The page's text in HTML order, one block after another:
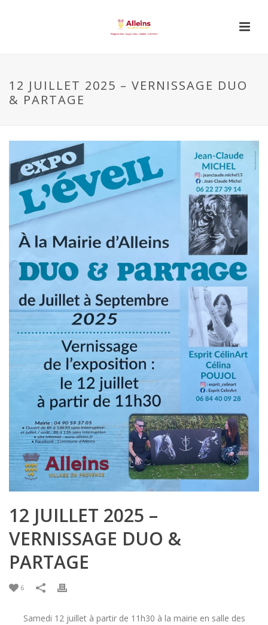
12 JUILLET 2025 – VERNISSAGE DUO
& PARTAGE
12 JUILLET 2025 –
VERNISSAGE DUO &
PARTAGE
6
Samedi 12 juillet à partir de 11h30 à la mairie en salle des